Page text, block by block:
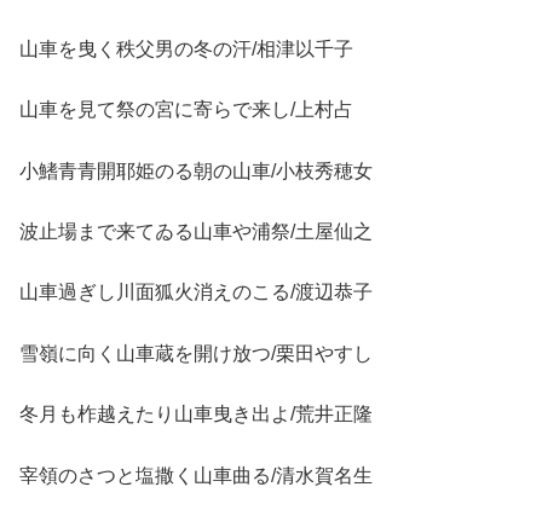
山車を曳く秩父男の冬の汗/相津以千子
山車を見て祭の宮に寄らで来し/上村占
小鰭青青開耶姫のる朝の山車/小枝秀穂女
波止場まで来てゐる山車や浦祭/土屋仙之
山車過ぎし川面狐火消えのこる/渡辺恭子
雪嶺に向く山車蔵を開け放つ/栗田やすし
冬月も柞越えたり山車曳き出よ/荒井正隆
宰領のさつと塩撒く山車曲る/清水賀名生